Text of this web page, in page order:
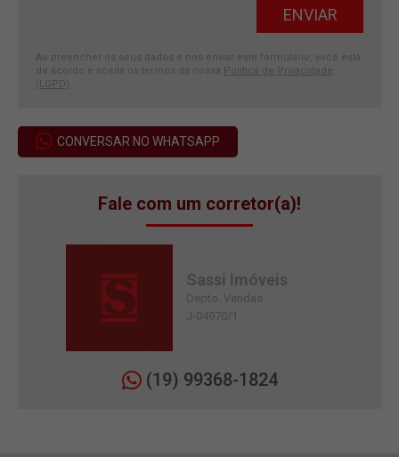
Ao preencher os seus dados e nos enviar este formulário, você está
de acordo e aceita os termos da nossa Política de Privacidade
(LGPD)
CONVERSAR NO WHATSAPP
Fale com um corretor(a)!
Sassi Imóveis
Depto. Vendas
J-04970/1
(19) 99368-1824